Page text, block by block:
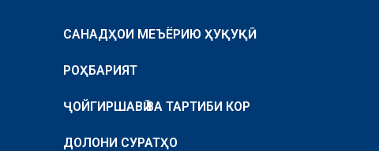
САНАДҲОИ МЕЪЁРИЮ ҲУҚУҚӢ
РОҲБАРИЯТ
ҶОЙГИРШАВӢ ВА ТАРТИБИ КОР
ДОЛОНИ СУРАТҲО